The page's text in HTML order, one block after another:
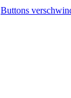
Buttons